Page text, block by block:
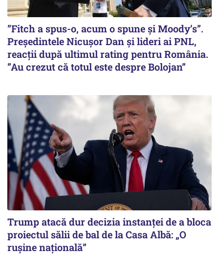
”Fitch a spus-o, acum o spune și Moody’s”.
Președintele Nicușor Dan și lideri ai PNL,
reacții după ultimul rating pentru România.
”Au crezut că totul este despre Bolojan”
Trump atacă dur decizia instanţei de a bloca
proiectul sălii de bal de la Casa Albă: „O
ruşine naţională”